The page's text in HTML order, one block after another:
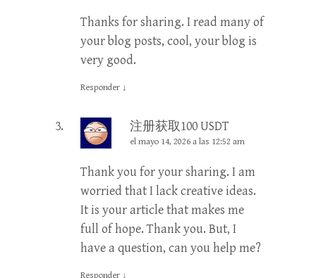
Thanks for sharing. I read many of
your blog posts, cool, your blog is
very good.
Responder ↓
注册获取100 USDT
el mayo 14, 2026 a las 12:52 am
Thank you for your sharing. I am
worried that I lack creative ideas.
It is your article that makes me
full of hope. Thank you. But, I
have a question, can you help me?
Responder ↓